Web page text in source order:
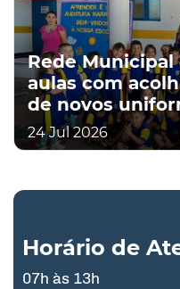
Rede Municipal
aulas com
de novos
24 Jul 2026
Horário de
07h às 13h